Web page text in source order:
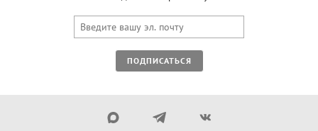
ПОДПИСАТЬСЯ